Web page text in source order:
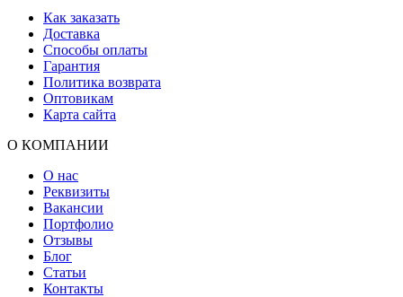
Как заказать
Доставка
Способы оплаты
Гарантия
Политика возврата
Оптовикам
Карта сайта
О КОМПАНИИ
О нас
Реквизиты
Вакансии
Портфолио
Отзывы
Блог
Статьи
Контакты